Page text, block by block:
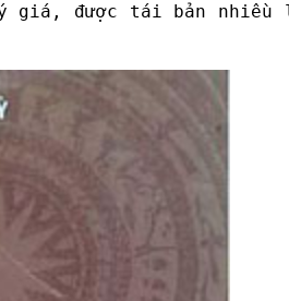
giá, được tái bản